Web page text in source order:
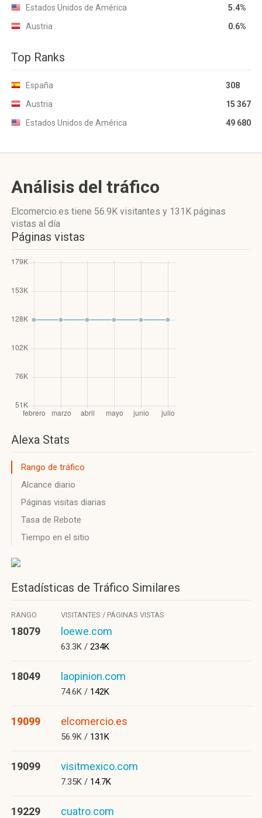
Estados Unidos de América
5.4%
Austria
0.6%
Top Ranks
España
308
Austria
15 367
Estados Unidos de América
49 680
Análisis del tráfico
Elcomercio.es tiene 56.9K visitantes y 131K páginas
vistas al día
Páginas vistas
Alexa Stats
Rango de tráfico
Alcance diario
Páginas visitas diarias
Tasa de Rebote
Tiempo en el sitio
Estadísticas de Tráfico Similares
RANGO VISITANTES / PÁGINAS VISTAS
18079 loewe.com
63.3K / 234K
18049 laopinion.com
74.6K / 142K
19099 elcomercio.es
56.9K / 131K
19099 visitmexico.com
7.35K / 14.7K
19229 cuatro.com